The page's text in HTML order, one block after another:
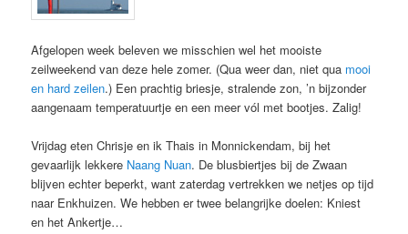
Afgelopen week beleven we misschien wel het mooiste
zeilweekend van deze hele zomer. (Qua weer dan, niet qua mooi
en hard zeilen.) Een prachtig briesje, stralende zon, ’n bijzonder
aangenaam temperatuurtje en een meer vól met bootjes. Zalig!
Vrijdag eten Chrisje en ik Thais in Monnickendam, bij het
gevaarlijk lekkere Naang Nuan. De blusbiertjes bij de Zwaan
blijven echter beperkt, want zaterdag vertrekken we netjes op tijd
naar Enkhuizen. We hebben er twee belangrijke doelen: Kniest
en het Ankertje…